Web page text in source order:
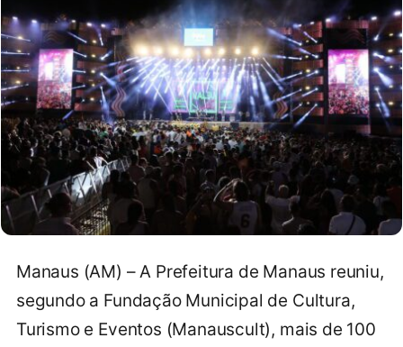
Manaus (AM) – A Prefeitura de Manaus reuniu,
segundo a Fundação Municipal de Cultura,
Turismo e Eventos (Manauscult), mais de 100